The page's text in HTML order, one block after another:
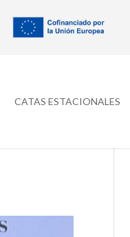
CATAS ESTACIONALES